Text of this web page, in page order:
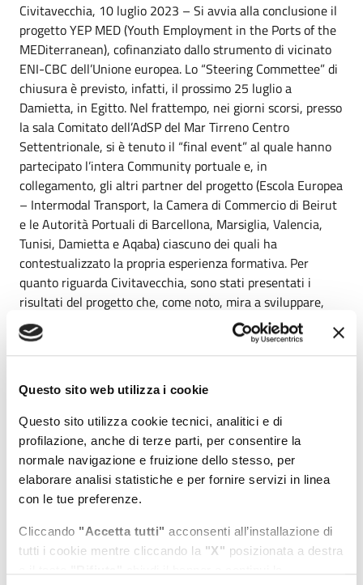
Questo sito web utilizza i cookie
Questo sito utilizza cookie tecnici, analitici e di
profilazione, anche di terze parti, per consentire la
normale navigazione e fruizione dello stesso, per
elaborare analisi statistiche e per fornire servizi in linea
con le tue preferenze.
Cliccando "Accetta tutti" acconsenti all’installazione di
tutti i cookie mentre cliccando la "X" posizionata a destra
Civitavecchia, 10 luglio 2023 – Si avvia alla conclusione il
progetto YEP MED (Youth Employment in the Ports of the
MEDiterranean), cofinanziato dallo strumento di vicinato
ENI-CBC dell’Unione europea. Lo “Steering Commettee” di
chiusura è previsto, infatti, il prossimo 25 luglio a
Damietta, in Egitto. Nel frattempo, nei giorni scorsi, presso
la sala Comitato dell’AdSP del Mar Tirreno Centro
Settentrionale, si è tenuto il “final event” al quale hanno
partecipato l’intera Community portuale e, in
collegamento, gli altri partner del progetto (Escola Europea
– Intermodal Transport, la Camera di Commercio di Beirut
e le Autorità Portuali di Barcellona, Marsiglia, Valencia,
Tunisi, Damietta e Aqaba) ciascuno dei quali ha
contestualizzato la propria esperienza formativa. Per
quanto riguarda Civitavecchia, sono stati presentati i
risultati del progetto che, come noto, mira a sviluppare,
attraverso percorsi di formazione professionale altamente
specialistici, le competenze nei settori della logistica e
dell’intermodalità nei Paesi partner del progetto al fine di
del Mare che colleghino le sponde Nord e Sud del
Mediterraneo. 12 i corsi che si sono svolti nel Porto di
Roma con la partecipazione di 600 studenti. Tra questi 280
hanno concluso uno stage presso una della 100 aziende
coinvolte e alcuni di essi sono anche stati assunti.
Agli studenti presenti al “final event” il presidente
dell’AdSP del Mar Tirreno Centro Settentrionale, Pino
Musolino, entusiasta per i numeri raggiunti, ha rivolto